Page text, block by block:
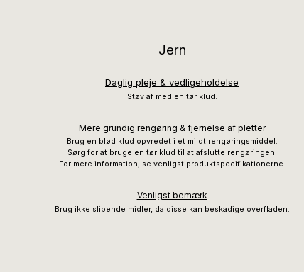
Jern
Daglig pleje & vedligeholdelse
Støv af med en tør klud.
Mere grundig rengøring & fjernelse af pletter
Brug en blød klud opvredet i et mildt rengøringsmiddel.
Sørg for at bruge en tør klud til at afslutte rengøringen.
For mere information, se venligst produktspecifikationerne.
Venligst bemærk
Brug ikke slibende midler, da disse kan beskadige overfladen.